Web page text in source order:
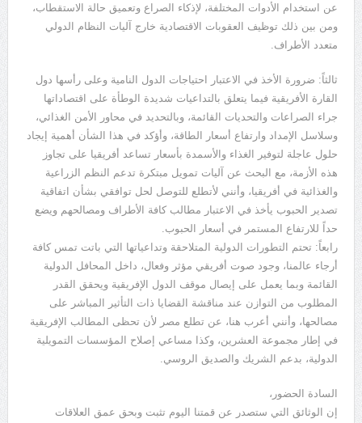
عن استخدام الأدوات المختلفة، لإذكاء الصراع وتعميق حالة الاستقطاب،
ومن بين ذلك توظيف العقوبات الاقتصادية خارج آليات النظام الدولي
متعدد الأطراف.
ثالثاً: ضرورة الأخذ في الاعتبار احتياجات الدول النامية وعلى رأسها دول
القارة الأفريقية فيما يتعلق بالتداعيات شديدة الوطأة على اقتصاداتها
جراء الصراعات والتحديات القائمة، وبالتحديد في محاور الأمن الغذائي،
وسلاسل الإمداد وارتفاع أسعار الطاقة، وأؤكد في هذا الشأن أهمية إيجاد
حلول عاجلة لتوفير الغذاء والأسمدة بأسعار تساعد أفريقيا على تجاوز
هذه الأزمة، مع البحث عن آليات تمويل مبتكرة تدعم النظم الزراعية
والغذائية في أفريقيا، وأنني لأتطلع للتوصل لحل توافقي بشأن اتفاقية
تصدير الحبوب يأخذ في الاعتبار مطالب كافة الأطراف ومصالحهم ويضع
حداً للارتفاع المستمر في أسعار الحبوب.
رابعاً: تحتم التطورات الدولية المتلاحقة وتداعياتها التي باتت تمس كافة
أرجاء عالمنا، وجود صوت أفريقي مؤثر وفعال، داخل المحافل الدولية
القائمة وبما يعمل على إيصال موقف الدول الإفريقية ويحقق القدر
المطلوب من التوازن عند مناقشة القضايا ذات التأثير المباشر على
مصالحها، وأنني أعرب هنا، عن تطلع مصر لأن تحظى المطالب الإفريقية
في إطار مجموعة العشرين، وكذا مساعي إصلاح المؤسسات التمويلية
الدولية، بدعم الشريك والصديق الروسي.
السادة الحضور،
إن الوثائق التي ستصدر عن قمتنا اليوم تثبت وبحق عمق العلاقات